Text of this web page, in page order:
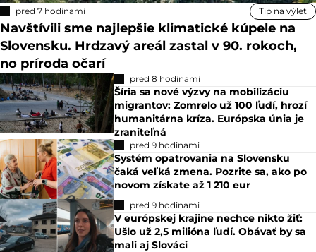
pred 7 hodinami Tip na výlet
Navštívili sme najlepšie klimatické kúpele na
Slovensku. Hrdzavý areál zastal v 90. rokoch,
no príroda očarí
pred 8 hodinami
Šíria sa nové výzvy na mobilizáciu
migrantov: Zomrelo už 100 ľudí, hrozí
humanitárna kríza. Európska únia je
zraniteľná
pred 9 hodinami
Systém opatrovania na Slovensku
čaká veľká zmena. Pozrite sa, ako po
novom získate až 1 210 eur
pred 9 hodinami
V európskej krajine nechce nikto žiť:
Ušlo už 2,5 milióna ľudí. Obávať by sa
mali aj Slováci